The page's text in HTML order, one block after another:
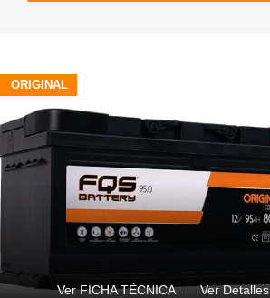
ORIGINAL
Ver FICHA TÉCNICA Ver Detalles